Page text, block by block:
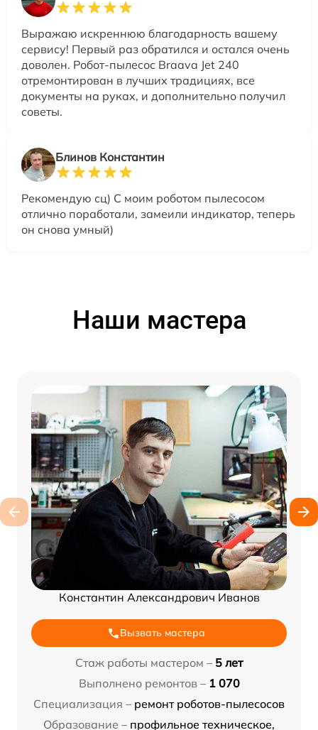
Выражаю искреннюю благодарность вашему
сервису! Первый раз обратился и остался очень
доволен. Робот-пылесос Braava Jet 240
отремонтирован в лучших традициях, все
документы на руках, и дополнительно получил
советы.
Блинов Константин
Рекомендую сц) С моим роботом пылесосом
отлично поработали, замеили индикатор, теперь
он снова умный)
Наши мастера
Константин Александрович Иванов
Вызвать мастера
Стаж работы мастером – 5 лет
Выполнено ремонтов – 1 070
Специализация – ремонт роботов-пылесосов
Образование – профильное техническое,